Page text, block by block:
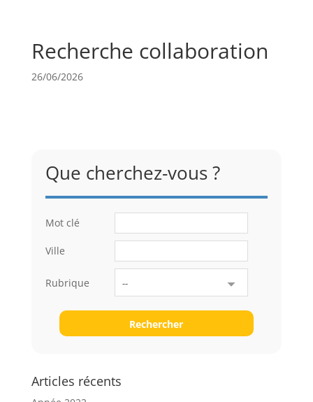
Recherche collaboration
26/06/2026
Que cherchez-vous ?
Mot clé
Ville
Rubrique
Rechercher
Articles récents